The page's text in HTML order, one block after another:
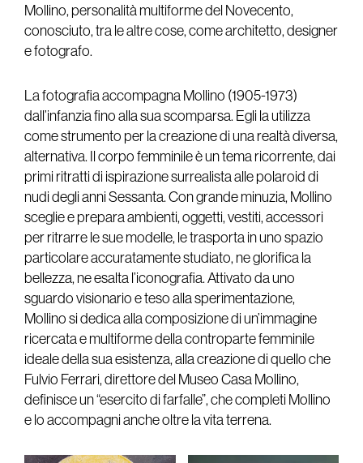
Mollino, personalità multiforme del Novecento,
conosciuto, tra le altre cose, come architetto, designer
e fotografo.
La fotografia accompagna Mollino (1905-1973)
dall’infanzia fino alla sua scomparsa. Egli la utilizza
come strumento per la creazione di una realtà diversa,
alternativa. Il corpo femminile è un tema ricorrente, dai
primi ritratti di ispirazione surrealista alle polaroid di
nudi degli anni Sessanta. Con grande minuzia, Mollino
sceglie e prepara ambienti, oggetti, vestiti, accessori
per ritrarre le sue modelle, le trasporta in uno spazio
particolare accuratamente studiato, ne glorifica la
bellezza, ne esalta l’iconografia. Attivato da uno
sguardo visionario e teso alla sperimentazione,
Mollino si dedica alla composizione di un’immagine
ricercata e multiforme della controparte femminile
ideale della sua esistenza, alla creazione di quello che
Fulvio Ferrari, direttore del Museo Casa Mollino,
definisce un “esercito di farfalle”, che completi Mollino
e lo accompagni anche oltre la vita terrena.